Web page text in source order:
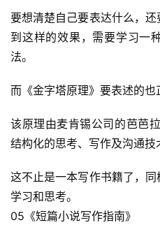
快
讯
眼
例
坑
指
南
要想清楚自己要表达什么，
到这样的效果，需要学习一
法。
而《金字塔原理》要表述的也
该原理由麦肯锡公司的芭芭
结构化的思考、写作及沟通技
这不止是一本写作书籍了，
学习和思考。
05《短篇小说写作指南》